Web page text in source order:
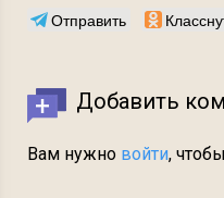
Отправить
Добавить
Вам нужно войти,